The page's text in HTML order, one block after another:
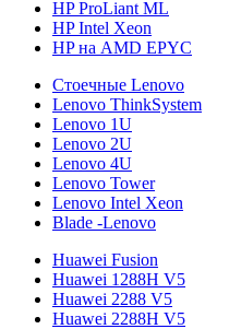
HP ProLiant ML
HP Intel Xeon
HP на AMD EPYC
Стоечные Lenovo
Lenovo ThinkSystem
Lenovo 1U
Lenovo 2U
Lenovo 4U
Lenovo Tower
Lenovo Intel Xeon
Blade -Lenovo
Huawei Fusion
Huawei 1288H V5
Huawei 2288 V5
Huawei 2288H V5